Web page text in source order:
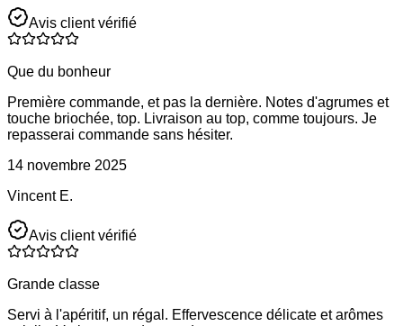
Avis client vérifié
Que du bonheur
Première commande, et pas la dernière. Notes d'agrumes et
touche briochée, top. Livraison au top, comme toujours. Je
repasserai commande sans hésiter.
14 novembre 2025
Vincent E.
Avis client vérifié
Grande classe
Servi à l'apéritif, un régal. Effervescence délicate et arômes